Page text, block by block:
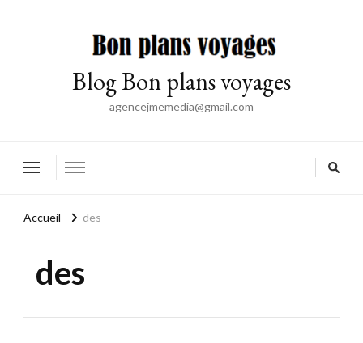
Blog Bon plans voyages
agencejmemedia@gmail.com
Accueil des
des